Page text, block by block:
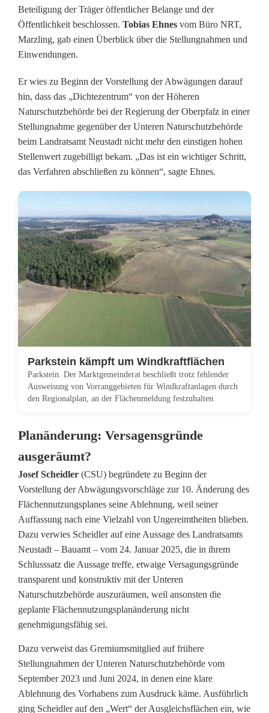
e
r
M
e
h
r
h
e
i
t
f
ü
r
d
i
e
i
c
h
t
u
n
g
v
o
n
W
i
Beteiligung der Träger öffentlicher Belange und der
Öffentlichkeit beschlossen. Tobias Ehnes vom Büro NRT,
Marzling, gab einen Überblick über die Stellungnahmen und
Einwendungen.
Er wies zu Beginn der Vorstellung der Abwägungen darauf
hin, dass das „Dichtezentrum“ von der Höheren
Naturschutzbehörde bei der Regierung der Oberpfalz in einer
Stellungnahme gegenüber der Unteren Naturschutzbehörde
beim Landratsamt Neustadt nicht mehr den einstigen hohen
Stellenwert zugebilligt bekam. „Das ist ein wichtiger Schritt,
das Verfahren abschließen zu können“, sagte Ehnes.
Parkstein kämpft um Windkraftflächen
Parkstein. Der Marktgemeinderat beschließt trotz fehlender
Ausweisung von Vorranggebieten für Windkraftanlagen durch
den Regionalplan, an der Flächenmeldung festzuhalten.
Planänderung: Versagensgründe
ausgeräumt?
Josef Scheidler (CSU) begründete zu Beginn der
Vorstellung der Abwägungsvorschläge zur 10. Änderung des
Flächennutzungsplanes seine Ablehnung, weil seiner
Auffassung nach eine Vielzahl von Ungereimtheiten blieben.
Dazu verwies Scheidler auf eine Aussage des Landratsamts
Neustadt – Bauamt – vom 24. Januar 2025, die in ihrem
Schlusssatz die Aussage treffe, etwaige Versagungsgründe
transparent und konstruktiv mit der Unteren
Naturschutzbehörde auszuräumen, weil ansonsten die
geplante Flächennutzungsplanänderung nicht
genehmigungsfähig sei.
Dazu verweist das Gremiumsmitglied auf frühere
Stellungnahmen der Unteren Naturschutzbehörde vom
September 2023 und Juni 2024, in denen eine klare
Ablehnung des Vorhabens zum Ausdruck käme. Ausführlich
ging Scheidler auf den „Wert“ der Ausgleichsflächen ein, wie